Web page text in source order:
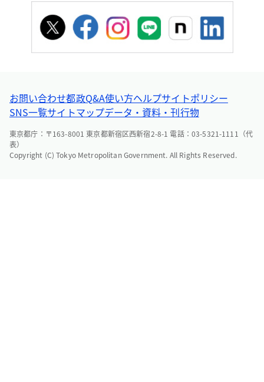
お問い合わせ都政Q&A使い方ヘルプサイトポリシー
SNS一覧サイトマップデータ・資料・刊行物
東京都庁：〒163-8001 東京都新宿区西新宿2-8-1 電話：03-5321-1111（代
表）
Copyright (C) Tokyo Metropolitan Government. All Rights Reserved.